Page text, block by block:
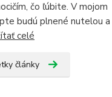
čo ľúbite. V mojom
budú plnené nutelou a
celé
články